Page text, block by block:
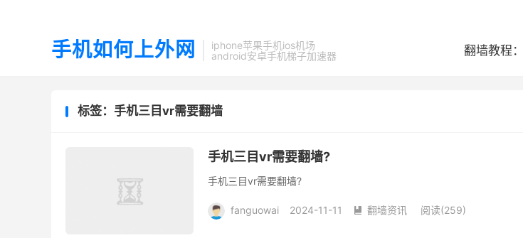
手机如何上外网
iphone苹果手机ios机场
android安卓手机梯子加速器
翻墙教程
标签：手机三目vr需要翻墙
手机三目vr需要翻墙?
手机三目vr需要翻墙?
fanguowai 2024-11-11  翻墙资讯 阅读(259)